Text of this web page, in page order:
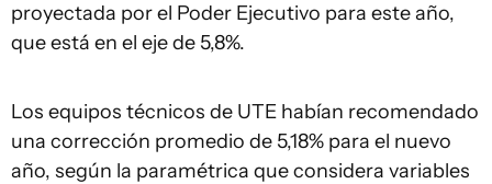
proyectada por el Poder Ejecutivo para este año,
que está en el eje de 5,8%.
Los equipos técnicos de UTE habían recomendado
una corrección promedio de 5,18% para el nuevo
año, según la paramétrica que considera variables